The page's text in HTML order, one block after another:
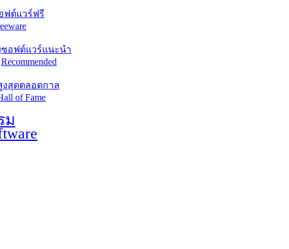
ฟต์แวร์ฟรี
ซอฟต์แวร์แนะนำ
Recommended
งสุดตลอดกาล
of Fame
ม